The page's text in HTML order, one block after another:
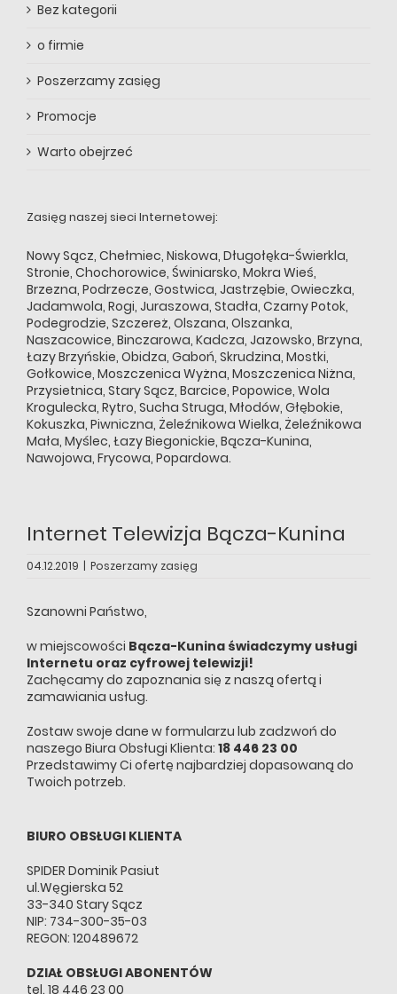
Internet Telewizja Bącza-Kunina
04.12.2019 | Poszerzamy zasięg
Szanowni Państwo,
w miejscowości Bącza-Kunina świadczymy usługi
Internetu oraz cyfrowej telewizji!
Zachęcamy do zapoznania się z naszą ofertą i
zamawiania usług.
Zostaw swoje dane w formularzu lub zadzwoń do
naszego Biura Obsługi Klienta: 18 446 23 00
Przedstawimy Ci ofertę najbardziej dopasowaną do
Twoich potrzeb.
BIURO OBSŁUGI KLIENTA
SPIDER Dominik Pasiut
ul.Węgierska 52
33-340 Stary Sącz
NIP: 734-300-35-03
REGON: 120489672
DZIAŁ OBSŁUGI ABONENTÓW
tel. 18 446 23 00
Bez kategorii
o firmie
Poszerzamy zasięg
Promocje
Warto obejrzeć
Zasięg naszej sieci Internetowej:
Nowy Sącz, Chełmiec, Niskowa, Długołęka-Świerkla,
Stronie, Chochorowice, Świniarsko, Mokra Wieś,
Brzezna, Podrzecze, Gostwica, Jastrzębie, Owieczka,
Jadamwola, Rogi, Juraszowa, Stadła, Czarny Potok,
Podegrodzie, Szczereż, Olszana, Olszanka,
Naszacowice, Binczarowa, Kadcza, Jazowsko, Brzyna,
Łazy Brzyńskie, Obidza, Gaboń, Skrudzina, Mostki,
Gołkowice, Moszczenica Wyżna, Moszczenica Niżna,
Przysietnica, Stary Sącz, Barcice, Popowice, Wola
Krogulecka, Rytro, Sucha Struga, Młodów, Głębokie,
Kokuszka, Piwniczna, Żeleźnikowa Wielka, Żeleźnikowa
Mała, Myślec, Łazy Biegonickie, Bącza-Kunina,
Nawojowa, Frycowa, Popardowa.